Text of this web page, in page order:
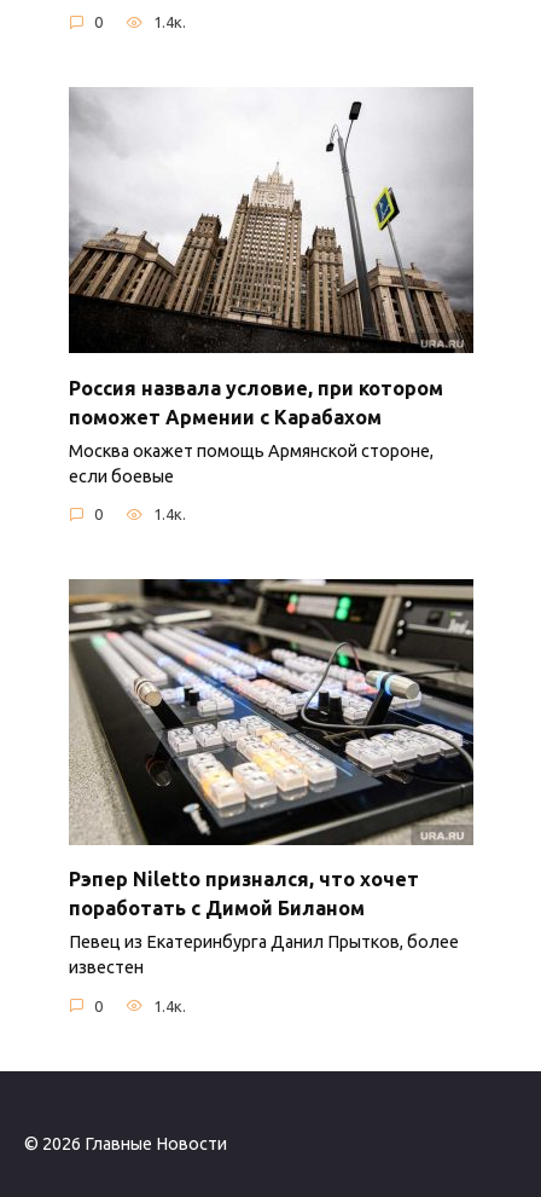
0 1.4к.
Россия назвала условие, при котором
поможет Армении с Карабахом
Москва окажет помощь Армянской стороне,
если боевые
0 1.4к.
Рэпер Niletto признался, что хочет
поработать с Димой Биланом
Певец из Екатеринбурга Данил Прытков, более
известен
0 1.4к.
© 2026 Главные Новости